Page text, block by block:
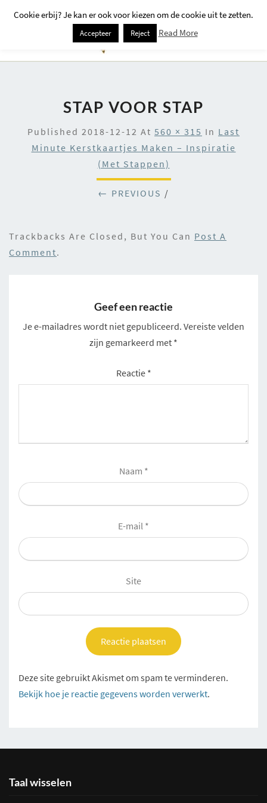
STAP VOOR STAP
Published 2018-12-12 At 560 × 315 In Last
Minute Kerstkaartjes Maken – Inspiratie
(met Stappen)
← PREVIOUS /
Trackbacks Are Closed, But You Can Post A
Comment.
Geef een reactie
Je e-mailadres wordt niet gepubliceerd. Vereiste velden
zijn gemarkeerd met *
Reactie *
Naam *
E-mail *
Site
Deze site gebruikt Akismet om spam te verminderen.
Bekijk hoe je reactie gegevens worden verwerkt.
Taal wisselen
Cookie erbij? Je kan er ook voor kiezen om de cookie uit te zetten.
Accepteer Reject Read More